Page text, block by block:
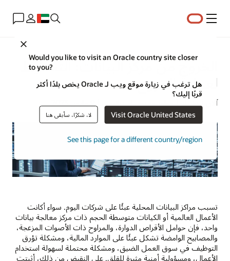
القائمة
Would you like to visit an Oracle country site closer
to you?
هل ترغب في زيارة موقع ويب لـ Oracle يخص بلدًا أكثر
قربًا إليك؟
Visit Oracle United States لا، شكرًا، سأبقى هنا
See this page for a different country/region
الخروج من مركز البيانات: التخطيط
لعملية الخروج
آلان زيتشيك | مطور محتوى استراتيجي | 9 مارس 2023
تسبب مراكز البيانات المحلية عبئًا على شركات اليوم. سواء أكانت
الأعمال العالمية أو الكيانات متوسطة الحجم ذات مركز معالجة بيانات
واحد، فإن حوامل الأقراص الدوارة، والمراوح ذات الأصوات المزعجة،
والمصابيح الوامضة تشكل عبئًا على الموارد المالية، ومشكلة تؤرق
التوظيف في سوق العمل الضيق، ومشكلة محتملة لسهولة استخدام
الأعمال، ومسؤولية أمنية مثيرة للقلق. على النقيض من ذلك، أثبتت